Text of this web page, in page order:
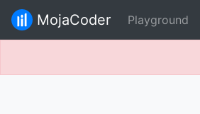
MojaCoder Playground